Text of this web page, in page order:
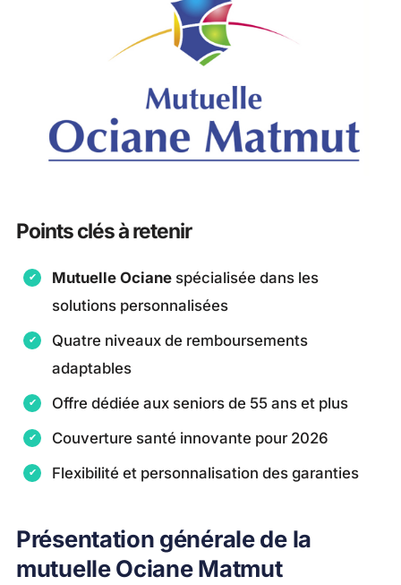
Points clés à retenir
Mutuelle Ociane spécialisée dans les
solutions personnalisées
Quatre niveaux de remboursements
adaptables
Offre dédiée aux seniors de 55 ans et plus
Couverture santé innovante pour 2026
Flexibilité et personnalisation des garanties
Présentation générale de la
mutuelle Ociane Matmut